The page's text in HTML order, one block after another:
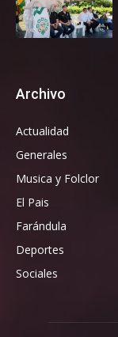
Archivo
Actualidad
Generales
Musica y Folclor
El Pais
Farándula
Deportes
Sociales